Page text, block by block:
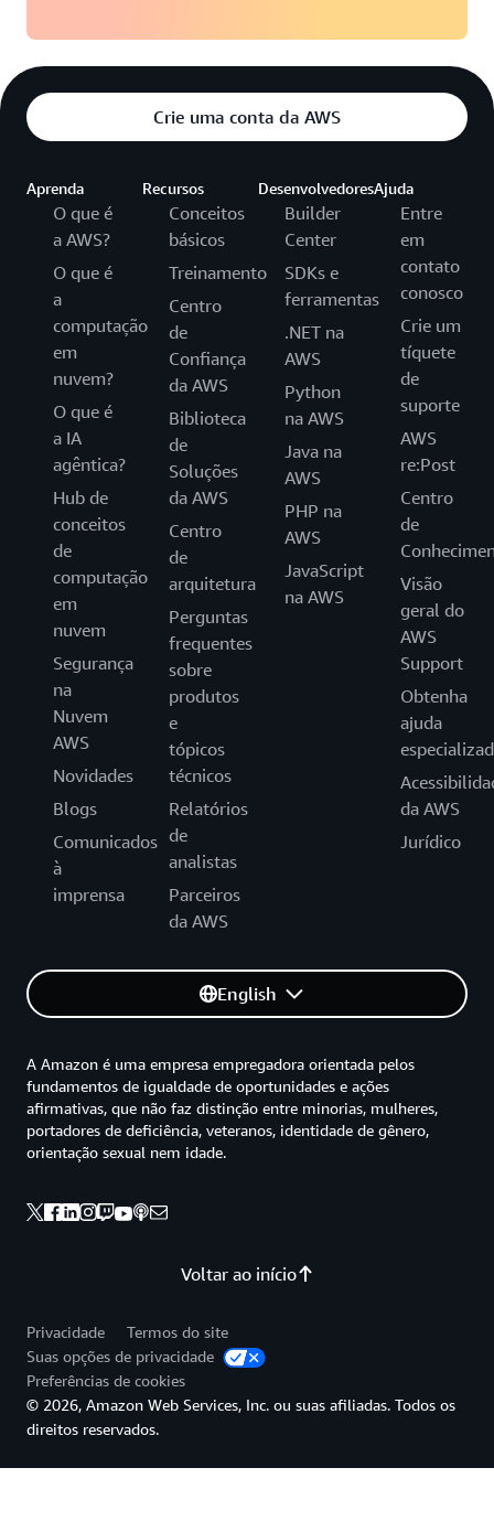
Crie uma conta da AWS
Aprenda
O que é
a AWS?
O que é
a
computação
em
nuvem?
O que é
a IA
agêntica?
Hub de
conceitos
de
computação
em
nuvem
Segurança
na
Nuvem
AWS
Novidades
Blogs
Comunicados
à
imprensa
Recursos
Conceitos
básicos
Treinamento
Centro
de
Confiança
da AWS
Biblioteca
de
Soluções
da AWS
Centro
de
arquitetura
Perguntas
frequentes
sobre
produtos
e
tópicos
técnicos
Relatórios
de
analistas
Parceiros
da AWS
Desenvolvedores
Builder
Center
SDKs e
ferramentas
.NET na
AWS
Python
na AWS
Java na
AWS
PHP na
AWS
JavaScript
na AWS
Ajuda
Entre
em
contato
conosco
Crie um
tíquete
de
suporte
AWS
re:Post
Centro
de
Visão
geral do
AWS
Support
Obtenha
ajuda
da AWS
Jurídico
English
Voltar ao início
A Amazon é uma empresa empregadora orientada pelos
fundamentos de igualdade de oportunidades e ações
afirmativas, que não faz distinção entre minorias, mulheres,
portadores de deficiência, veteranos, identidade de gênero,
orientação sexual nem idade.
Privacidade
Termos do site
Suas opções de privacidade
Preferências de cookies
© 2026, Amazon Web Services, Inc. ou suas afiliadas. Todos os
direitos reservados.